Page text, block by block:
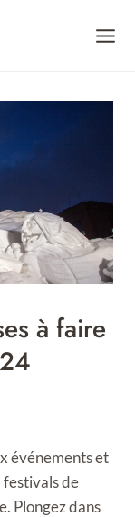
à faire
événements et
festivals de
Plongez dans